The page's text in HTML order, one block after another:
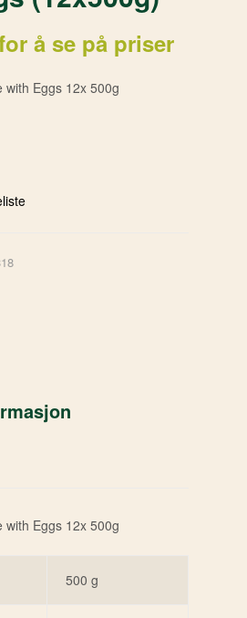
å se på priser
with Eggs 12x 500g
with Eggs 12x 500g
500 g